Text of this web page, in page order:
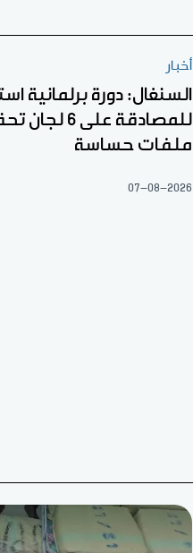
أخبار
السنغال: دورة برلمانية
للمصادقة على
ملفات حساسة
07-08-2026